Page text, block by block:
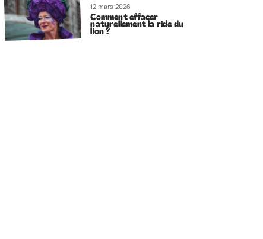
12 mars 2026
Comment effacer
naturellement la ride du
lion ?